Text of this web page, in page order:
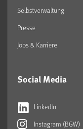
Selbstverwaltung
Presse
Jobs & Karriere
Social Media
LinkedIn
Instagram (BGW)